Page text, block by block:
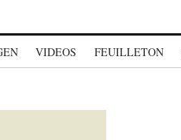
VIDEOS FEUILLETON